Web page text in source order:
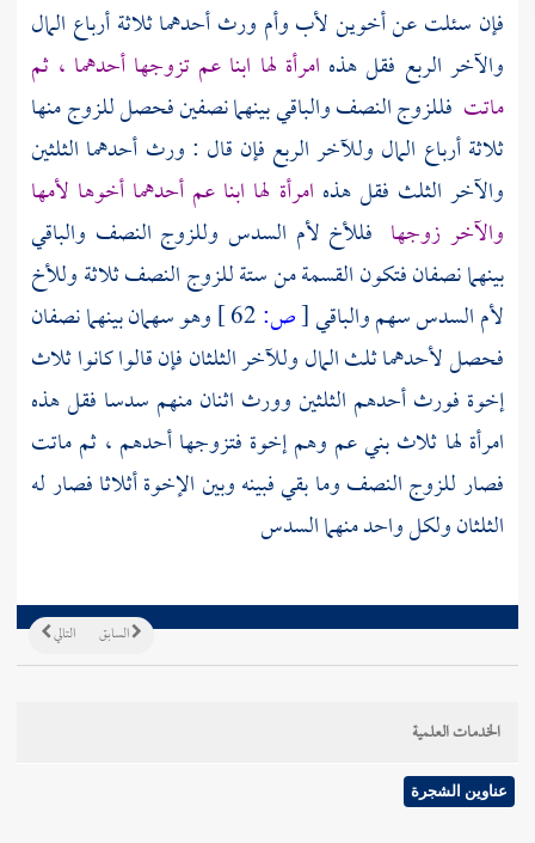
فإن سئلت عن أخوين لأب وأم ورث أحدهما ثلاثة أرباع المال
والآخر الربع فقل هذه امرأة لها ابنا عم تزوجها أحدهما ، ثم
ماتت فللزوج النصف والباقي بينهما نصفين فحصل للزوج منها
ثلاثة أرباع المال وللآخر الربع فإن قال : ورث أحدهما الثلثين
والآخر الثلث فقل هذه امرأة لها ابنا عم أحدهما أخوها لأمها
والآخر زوجها فللأخ لأم السدس وللزوج النصف والباقي
بينهما نصفان فتكون القسمة من ستة للزوج النصف ثلاثة وللأخ
لأم السدس سهم والباقي[ص:
وهو سهمان بينهما نصفان
فحصل لأحدهما ثلث المال وللآخر الثلثان فإن قالوا كانوا ثلاث
إخوة فورث أحدهم الثلثين وورث اثنان منهم سدسا فقل هذه
امرأة لها ثلاث بني عم وهم إخوة فتزوجها أحدهم ، ثم ماتت
فصار للزوج النصف وما بقي فبينه وبين الإخوة أثلاثا فصار له
الثلثان ولكل واحد منهما السدس
التالي السابق
الخدمات العلمية
عناوين الشجرة